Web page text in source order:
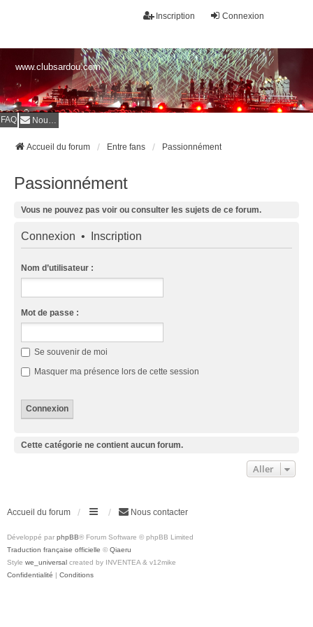
Connexion
Inscription
www.clubsardou.com
FAQ Nous contacter
Accueil du forum Entre fans Passionnément
Passionnément
Vous ne pouvez pas voir ou consulter les sujets de ce forum.
Connexion • Inscription
Nom d’utilisateur :
Mot de passe :
Se souvenir de moi
Masquer ma présence lors de cette session
Cette catégorie ne contient aucun forum.
Aller
Accueil du forum Nous contacter
Développé par phpBB® Forum Software © phpBB Limited
Traduction française officielle © Qiaeru
Style we_universal created by INVENTEA & v12mike
Confidentialité | Conditions